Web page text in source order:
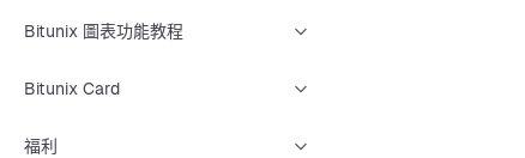
Bitunix 圖表功能教程
Bitunix Card
福利